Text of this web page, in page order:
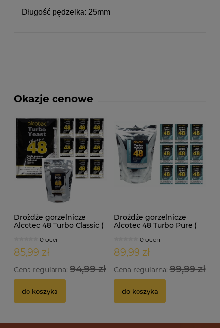
Długość pędzelka: 25mm
Okazje cenowe
Drożdże gorzelnicze
Alcotec 48 Turbo Classic (
0 ocen
85,99 zł
Cena regularna: 94,99 zł
do koszyka
Drożdże gorzelnicze
Alcotec 48 Turbo Pure (
0 ocen
89,99 zł
Cena regularna:99,99 zł
do koszyka